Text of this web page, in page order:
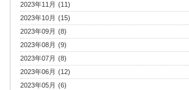
2023年11月 (11)
2023年10月 (15)
2023年09月 (8)
2023年08月 (9)
2023年07月 (8)
2023年06月 (12)
2023年05月 (6)